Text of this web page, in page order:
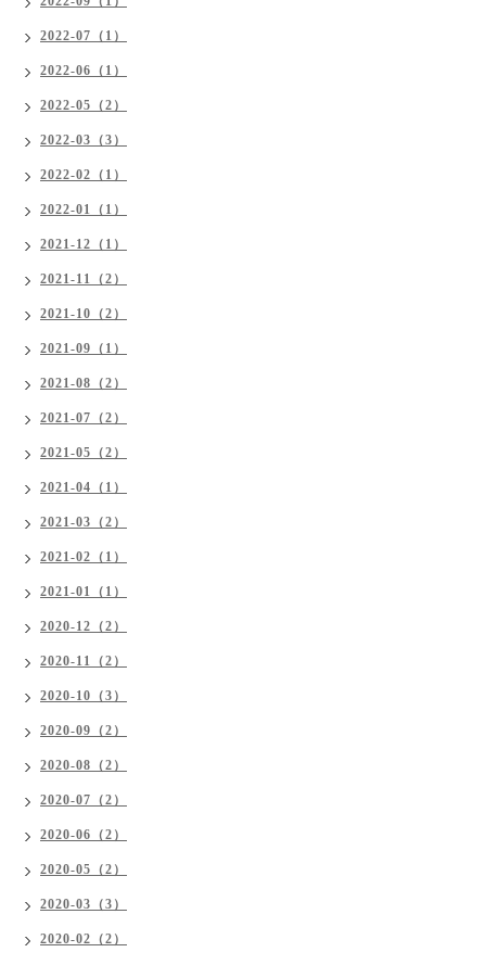
2022-07（1）
2022-06（1）
2022-05（2）
2022-03（3）
2022-02（1）
2022-01（1）
2021-12（1）
2021-11（2）
2021-10（2）
2021-09（1）
2021-08（2）
2021-07（2）
2021-05（2）
2021-04（1）
2021-03（2）
2021-02（1）
2021-01（1）
2020-12（2）
2020-11（2）
2020-10（3）
2020-09（2）
2020-08（2）
2020-07（2）
2020-06（2）
2020-05（2）
2020-03（3）
2020-02（2）